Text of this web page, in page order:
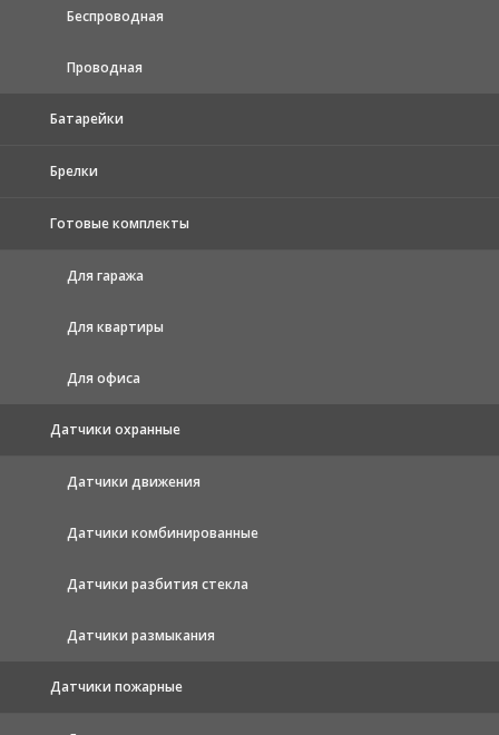
Беспроводная
Проводная
Батарейки
Брелки
Готовые комплекты
Для гаража
Для квартиры
Для офиса
Датчики охранные
Датчики движения
Датчики комбинированные
Датчики разбития стекла
Датчики размыкания
Датчики пожарные